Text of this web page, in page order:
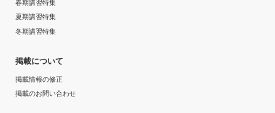
春期講習特集
夏期講習特集
冬期講習特集
掲載について
掲載情報の修正
掲載のお問い合わせ